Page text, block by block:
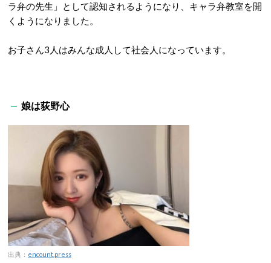
ラ弁の先生」として認知されるようになり、キャラ弁教室を開
くようになりました。
お子さん3人はみんな成人して社会人になっています。
娘は荻野心
出典： encount.press